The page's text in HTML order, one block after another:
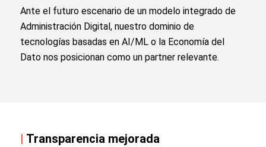
Ante el futuro escenario de un modelo integrado de
Administración Digital, nuestro dominio de
tecnologías basadas en AI/ML o la Economía del
Dato nos posicionan como un partner relevante.
| Transparencia mejorada